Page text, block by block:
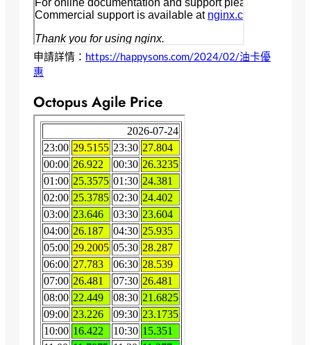
申請詳情： https://happysons.com/2024/02/油卡優
惠
Octopus Agile Price